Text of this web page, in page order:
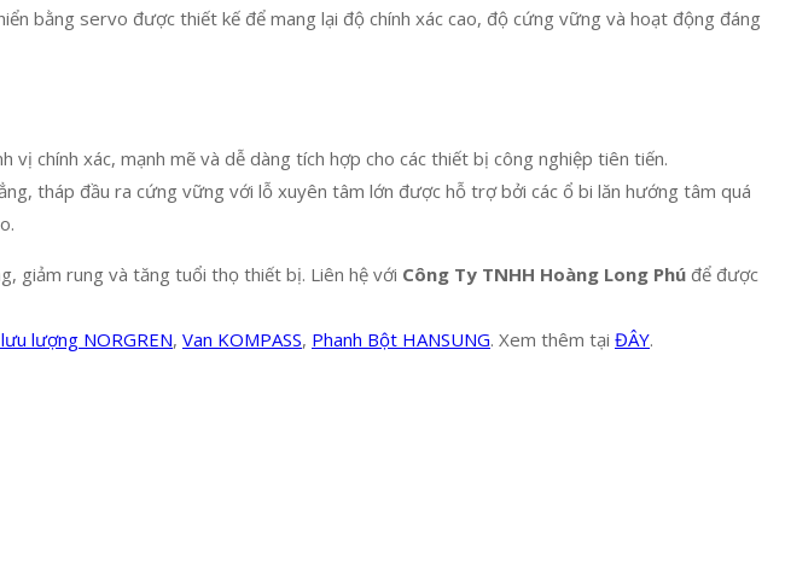
bằng servo được thiết kế để mang lại độ chính xác cao, độ cứng vững và hoạt động đáng
vị chính xác, mạnh mẽ và dễ dàng tích hợp cho các thiết bị công nghiệp tiên tiến.
tháp đầu ra cứng vững với lỗ xuyên tâm lớn được hỗ trợ bởi các ổ bi lăn hướng tâm quá
giảm rung và tăng tuổi thọ thiết bị. Liên hệ với Công Ty TNHH Hoàng Long Phú để được
lượng NORGREN, Van KOMPASS, Phanh Bột HANSUNG. Xem thêm tại ĐÂY.